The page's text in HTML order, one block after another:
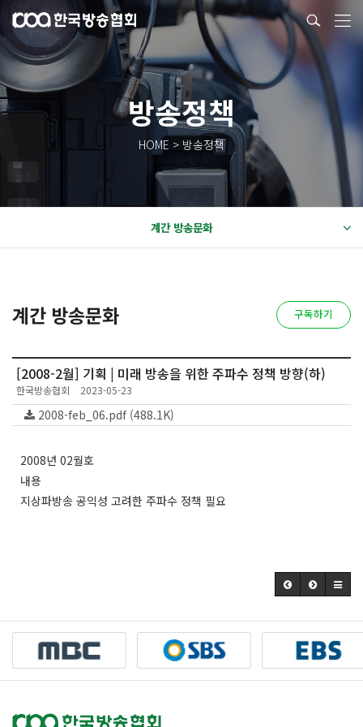
방송정책
HOME > 방송정책
계간 방송문화
계간 방송문화 구독하기
[2008-2월] 기획 | 미래 방송을 위한 주파수 정책 방향(하)
한국방송협회 2023-05-23
2008-feb_06.pdf (488.1K)
2008년 02월호
내용
지상파방송 공익성 고려한 주파수 정책 필요